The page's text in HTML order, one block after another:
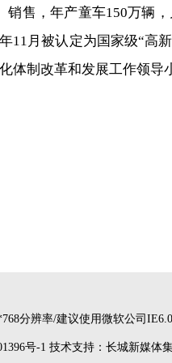
，年产童车150万辆，
月被认定为国家级“高
制改革和发展工作领导
分辨率/建议使用微软公司
号-1 技术支持：长城新媒体